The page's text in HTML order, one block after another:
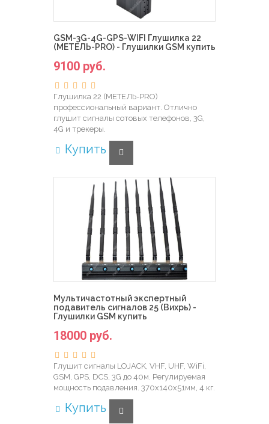
GSM-3G-4G-GPS-WIFI Глушилка 22
(МЕТЕЛЬ-PRO) - Глушилки GSM купить
9100 руб.
Глушилка 22 (МЕТЕЛЬ-PRO)
профессиональный вариант. Отлично
глушит сигналы сотовых телефонов, 3G,
4G и трекеры.
Купить
Мультичастотный экспертный
подавитель сигналов 25 (Вихрь) -
Глушилки GSM купить
18000 руб.
Глушит сигналы LOJACK, VHF, UHF, WiFi,
GSM, GPS, DCS, 3G до 40м. Регулируемая
мощность подавления. 370х140х51мм, 4 кг.
Купить